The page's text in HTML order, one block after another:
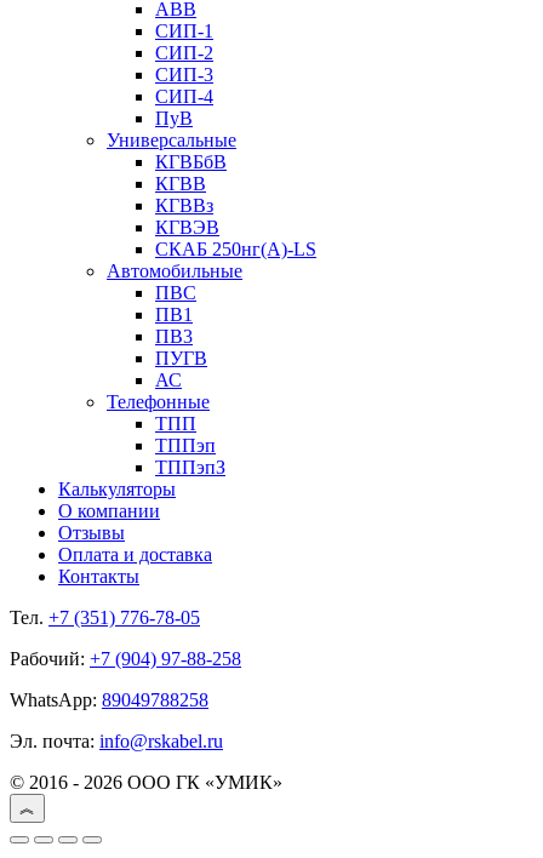
АВВ
СИП-1
СИП-2
СИП-3
СИП-4
ПуВ
Универсальные
КГВБбВ
КГВВ
КГВВз
КГВЭВ
СКАБ 250нг(А)-LS
Автомобильные
ПВС
ПВ1
ПВ3
ПУГВ
АС
Телефонные
ТПП
ТППэп
ТППэпЗ
Калькуляторы
О компании
Отзывы
Оплата и доставка
Контакты
Тел. +7 (351) 776-78-05
Рабочий: +7 (904) 97-88-258
WhatsApp: 89049788258
Эл. почта: info@rskabel.ru
© 2016 - 2026 ООО ГК «УМИК»